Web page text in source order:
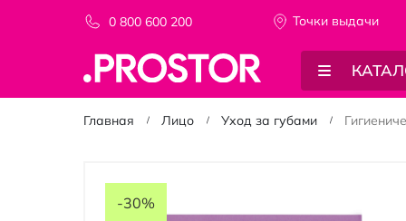
0 800 600 200 Точки выдачи
Главная Лицо Уход за губами
перейти-30%